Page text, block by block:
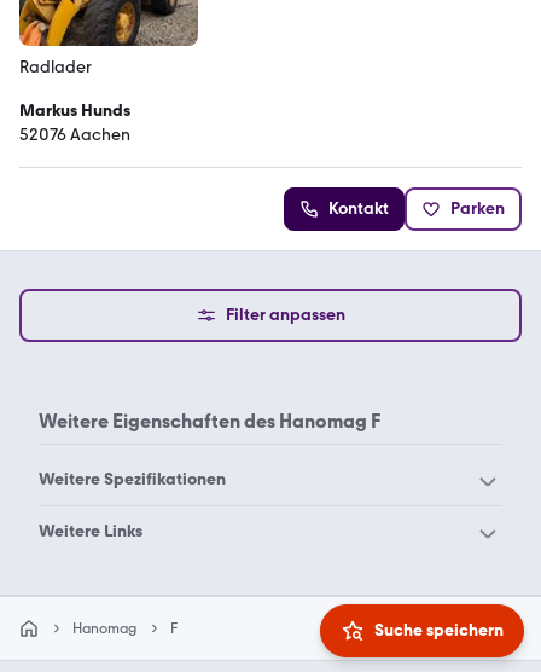
Radlader
Markus Hunds
52076 Aachen
Kontakt Parken
Filter anpassen
Suche speichern
Weitere Eigenschaften des Hanomag F
Weitere Spezifikationen
Hanomag 22c
Hanomag R
Weitere Links
gebraucht Dumper
Hanomag Radlader
Hanomag F